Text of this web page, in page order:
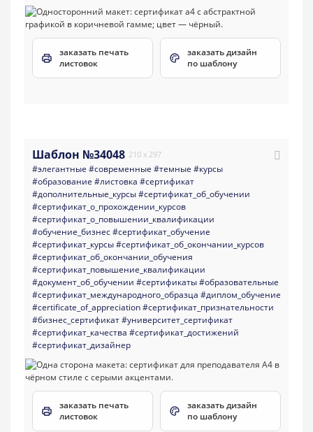
заказать печать
листовок
заказать дизайн
по шаблону
Шаблон №34048 210 x 297
#элегантные #современные #темные #курсы
#образование #листовка #сертификат
#дополнительные_курсы#сертификат_об_обучении
#сертификат_о_прохождении_курсов
#сертификат_о_повышении_квалификации
#обучение_бизнес#сертификат_обучение
#сертификат_курсы#сертификат_об_окончании_курсов
#сертификат_об_окончании_обучения
#сертификат_повышение_квалификации
#документ_об_обучении #сертификаты#образовательные
#сертификат_международного_образца #диплом_обучение
#certificate_of_appreciation#сертификат_признательности
#бизнес_сертификат#университет_сертификат
#сертификат_качества #сертификат_достижений
#сертификат_дизайнер
заказать печать
листовок
заказать дизайн
по шаблону